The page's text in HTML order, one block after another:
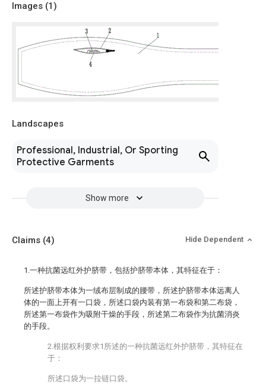
Images (1)
Landscapes
Professional, Industrial, Or Sporting
Protective Garments
Show more
Claims (4) Hide Dependent
1.一种抗菌远红外护脐带，包括护脐带本体，其特征在于：
所述护脐带本体为一绒布层制成的腰带，所述护脐带本体远离人
体的一面上开有一口袋，所述口袋内装有第一布袋和第二布袋，
所述第一布袋作为吸附干燥的手段，所述第二布袋作为抗菌消炎
的手段。
2.根据权利要求1所述的一种抗菌远红外护脐带，其特征在
于：
所述口袋为一拉链口袋。